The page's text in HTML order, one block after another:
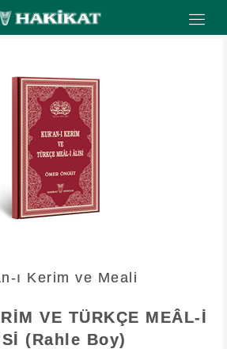
ı Kerim ve Meali
VE TÜRKÇE MEÂL-İ
(Rahle Boy)